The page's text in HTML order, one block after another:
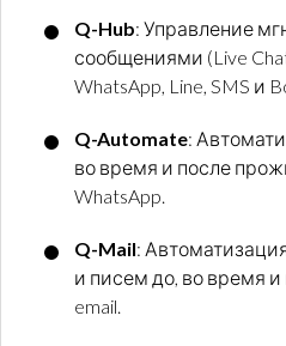
Q-Hub: Управление
сообщениями (Live
WhatsApp, Line, SMS и
Q-Automate:
во время и после
WhatsApp.
Q-Mail:
и писем до, во время
email.